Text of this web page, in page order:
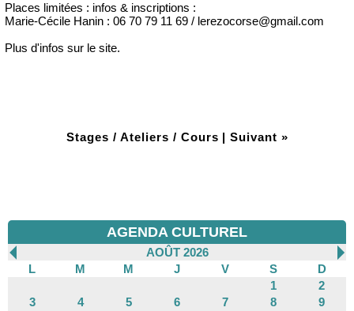
Places limitées : infos & inscriptions :
Marie-Cécile Hanin : 06 70 79 11 69 / lerezocorse@gmail.com
Plus d'infos sur le site.
Stages / Ateliers / Cours | Suivant »
AGENDA CULTUREL
AOÛT 2026
L
M M J V S
D
1
2
3
4 5 6 7 8
9